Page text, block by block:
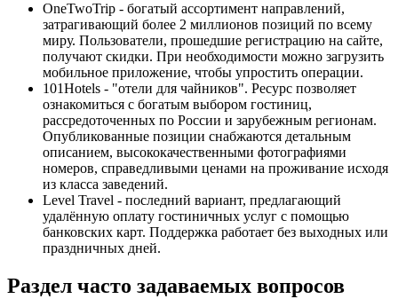
OneTwoTrip - богатый ассортимент направлений,
затрагивающий более 2 миллионов позиций по всему
миру. Пользователи, прошедшие регистрацию на сайте,
получают скидки. При необходимости можно загрузить
мобильное приложение, чтобы упростить операции.
101Hotels - "отели для чайников". Ресурс позволяет
ознакомиться с богатым выбором гостиниц,
рассредоточенных по России и зарубежным регионам.
Опубликованные позиции снабжаются детальным
описанием, высококачественными фотографиями
номеров, справедливыми ценами на проживание исходя
из класса заведений.
Level Travel - последний вариант, предлагающий
удалённую оплату гостиничных услуг с помощью
банковских карт. Поддержка работает без выходных или
праздничных дней.
Раздел часто задаваемых вопросов